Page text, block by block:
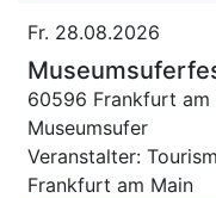
Fr. 28.08.2026
60596 Frankfurt am
Museumsufer
Veranstalter:
Frankfurt am Main